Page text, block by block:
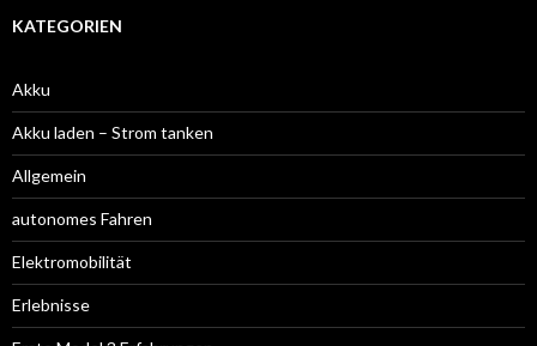
KATEGORIEN
Akku
Akku laden – Strom tanken
Allgemein
autonomes Fahren
Elektromobilität
Erlebnisse